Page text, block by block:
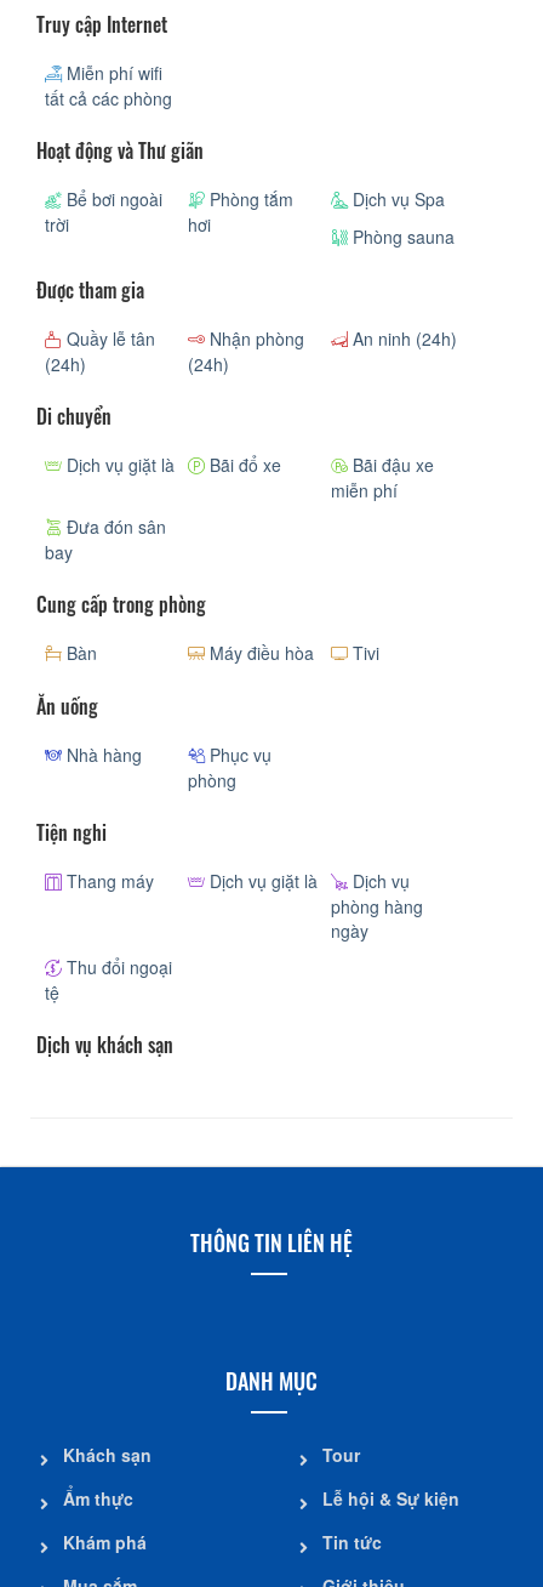
Truy cập Internet
Miễn phí wifi
tất cả các phòng
Hoạt động và Thư giãn
Bể bơi ngoài
trời
Phòng tắm
hơi
Dịch vụ Spa
Phòng sauna
Được tham gia
Quầy lễ tân
(24h)
Nhận phòng
(24h)
An ninh (24h)
Di chuyển
Dịch vụ giặt là Bãi đổ xe
Bãi đậu xe
miễn phí
Đưa đón sân
bay
Cung cấp trong phòng
Bàn Máy điều hòa Tivi
Ăn uống
Nhà hàng
Phục vụ
phòng
Tiện nghi
Thang máy Dịch vụ giặt là
Dịch vụ
phòng hàng
ngày
Thu đổi ngoại
tệ
Dịch vụ khách sạn
THÔNG TIN LIÊN HỆ
DANH MỤC
Khách sạn
Ẩm thực
Khám phá
Tour
Lễ hội & Sự kiện
Tin tức